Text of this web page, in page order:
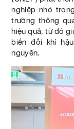
nghiệp nhỏ
trường thông
hiệu quả, từ đó
biến đổi khí
nguyên.